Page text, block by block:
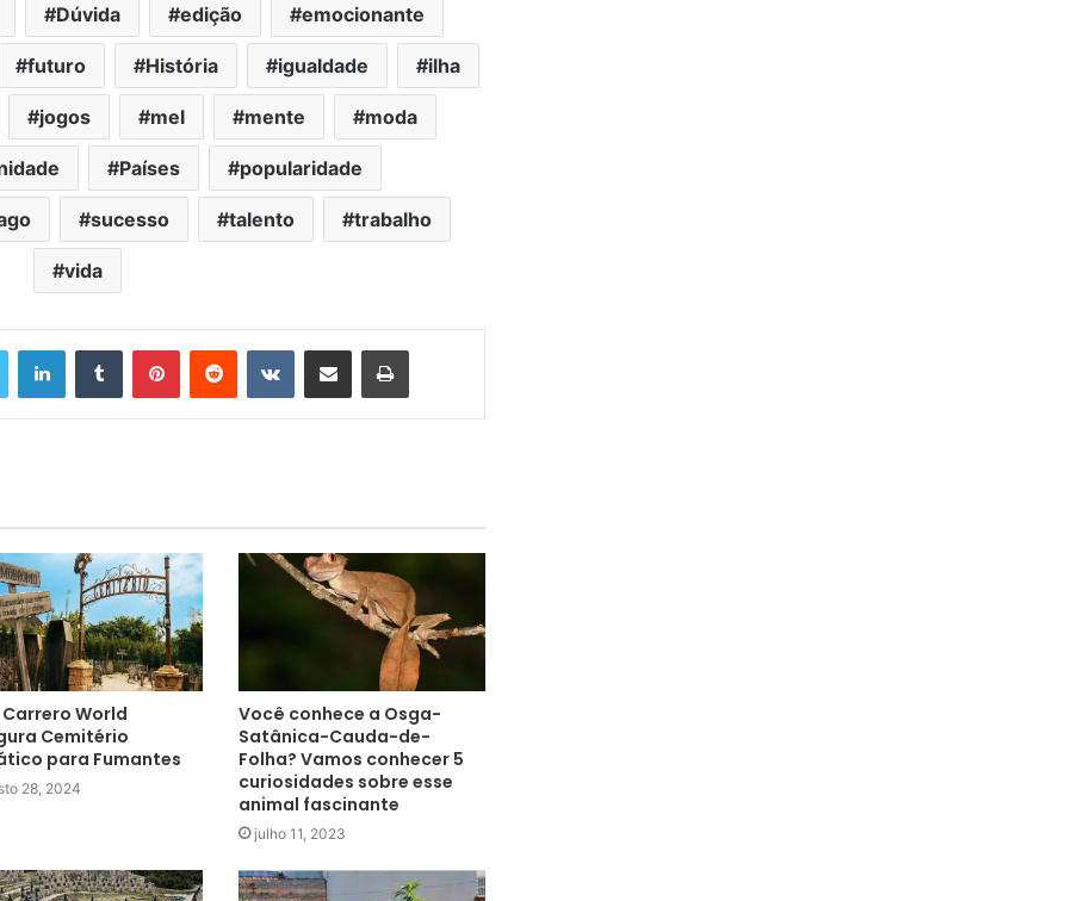
Dúvida edição emocionante
futuro História igualdade ilha
jogos mel mente moda
Países popularidade
sucesso talento trabalho
vida
World
Cemitério
para Fumantes
28, 2024
Você conhece a Osga-
Satânica-Cauda-de-
Folha? Vamos conhecer 5
curiosidades sobre esse
animal fascinante
julho 11, 2023